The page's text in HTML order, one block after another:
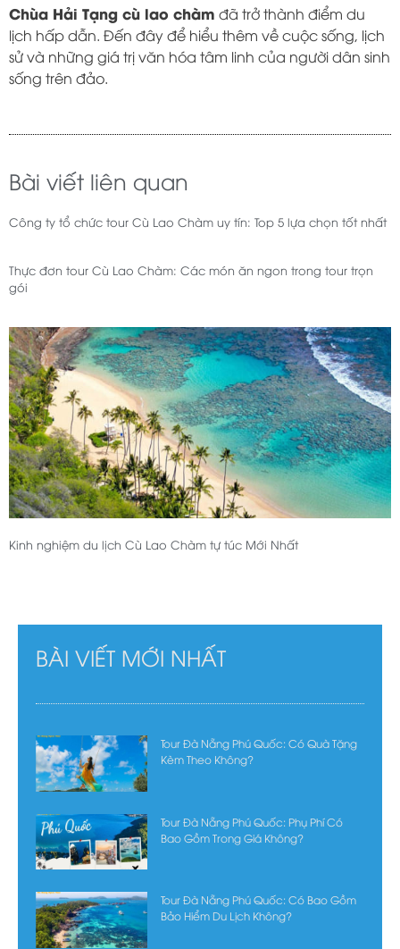
Chùa Hải Tạng cù lao chàm đã trở thành điểm du
lịch hấp dẫn. Đến đây để hiểu thêm về cuộc sống, lịch
sử và những giá trị văn hóa tâm linh của người dân sinh
sống trên đảo.
Bài viết liên quan
Công ty tổ chức tour Cù Lao Chàm uy tín: Top 5 lựa chọn tốt nhất
Thực đơn tour Cù Lao Chàm: Các món ăn ngon trong tour trọn
gói
Kinh nghiệm du lịch Cù Lao Chàm tự túc Mới Nhất
BÀI VIẾT MỚI NHẤT
Tour Đà Nẵng Phú Quốc: Có Quà Tặng
Kèm Theo Không?
Tour Đà Nẵng Phú Quốc: Phụ Phí Có
Bao Gồm Trong Giá Không?
Tour Đà Nẵng Phú Quốc: Có Bao Gồm
Bảo Hiểm Du Lịch Không?